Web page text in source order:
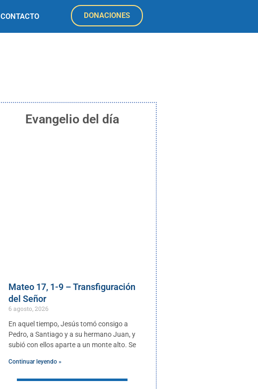
CONTACTO DONACIONES
Evangelio del día
Mateo 17, 1-9 – Transfiguración
del Señor
6 agosto, 2026
En aquel tiempo, Jesús tomó consigo a
Pedro, a Santiago y a su hermano Juan, y
subió con ellos aparte a un monte alto. Se
Continuar leyendo »